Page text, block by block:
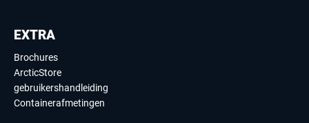
EXTRA
Brochures
ArcticStore
gebruikershandleiding
Containerafmetingen